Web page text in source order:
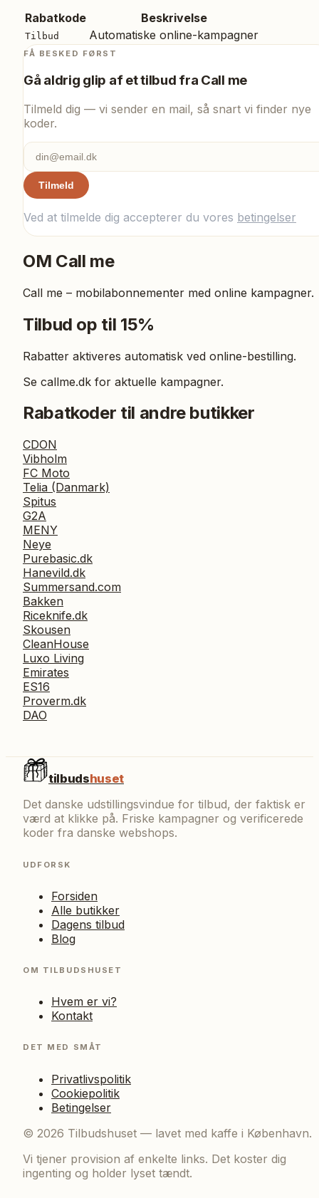
Rabatkode
Beskrivelse
Tilbud Automatiske online-kampagner
FÅ BESKED FØRST
Gå aldrig glip af et tilbud fra Call me
Tilmeld dig — vi sender en mail, så snart vi finder nye
koder.
Tilmeld
Ved at tilmelde dig accepterer du vores betingelser
OM Call me
Call me – mobilabonnementer med online kampagner.
Tilbud op til 15%
Rabatter aktiveres automatisk ved online-bestilling.
Se callme.dk for aktuelle kampagner.
Rabatkoder til andre butikker
CDON
Vibholm
FC Moto
Telia (Danmark)
Spitus
G2A
MENY
Neye
Purebasic.dk
Hanevild.dk
Summersand.com
Bakken
Riceknife.dk
Skousen
CleanHouse
Luxo Living
Emirates
ES16
Proverm.dk
DAO
tilbudshuset
Det danske udstillingsvindue for tilbud, der faktisk er
værd at klikke på. Friske kampagner og verificerede
koder fra danske webshops.
UDFORSK
Forsiden
Alle butikker
Dagens tilbud
Blog
OM TILBUDSHUSET
Hvem er vi?
Kontakt
DET MED SMÅT
Privatlivspolitik
Cookiepolitik
Betingelser
© 2026 Tilbudshuset — lavet med kaffe i København.
Vi tjener provision af enkelte links. Det koster dig
ingenting og holder lyset tændt.